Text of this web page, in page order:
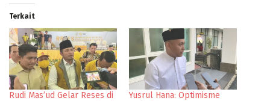
Terkait
Rudi Mas’ud Gelar Reses di
Yusrul Hana: Optimisme